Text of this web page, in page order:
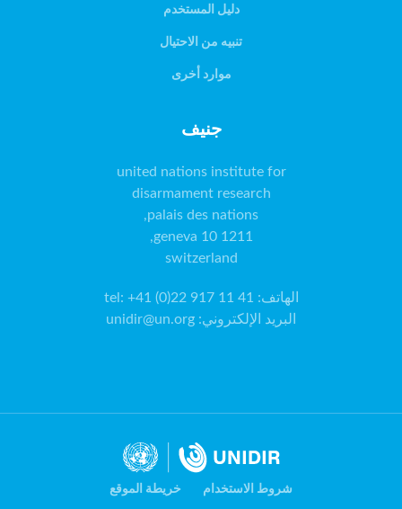
دليل المستخدم
تنبيه من الاحتيال
موارد أخرى
جنيف
switzerland
الهاتف:
tel: +41 (0)22 917 11 41
البريد الإلكتروني:
unidir@un.org
شروط الاستخدام خريطة الموقع